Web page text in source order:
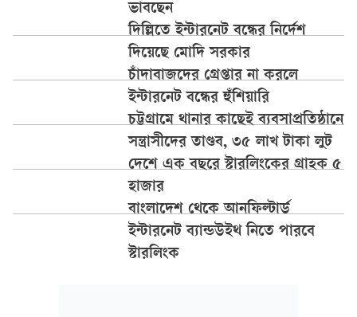
ভাবছেন
দিল্লিতে ইন্টারনেট বন্ধের নির্দেশ
দিয়েছে মোদি সরকার
চাঁদাবাজদের গ্রেপ্তার না করলে
ইন্টারনেট বন্ধের হুঁশিয়ারি
চট্টগ্রামে থানার কাছেই ব্যবসাপ্রতিষ্ঠানে
সন্ত্রাসীদের তাণ্ডব, ৩৫ লাখ টাকা লুট
দেশে এক বছরে স্টারলিংকের গ্রাহক ৫
হাজার
বাংলাদেশ থেকে আনফিল্টার্ড
ইন্টারনেট ব্যান্ডউইথ নিতে পারবে
স্টারলিংক